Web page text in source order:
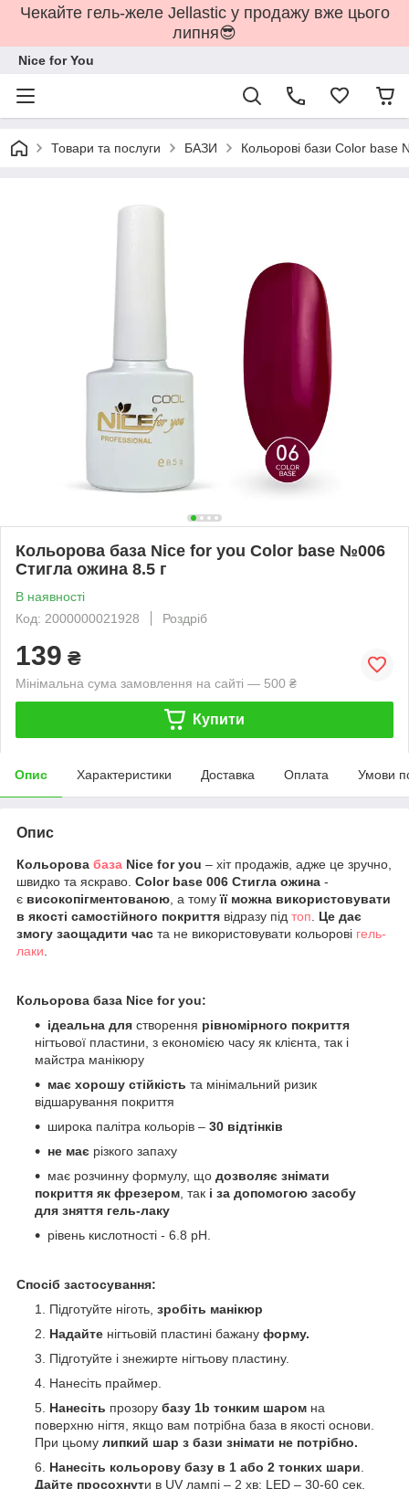
Чекайте гель-желе Jellastic у продажу вже цього
липня😎
Nice for You
Товари та послуги БАЗИ Кольорові бази Color base
Кольорова база Nice for you Color base №006
Стигла ожина 8.5 г
В наявності
Код: 2000000021928
Роздріб
139 ₴
Мінімальна сума замовлення на сайті — 500 ₴
Купити
Опис Характеристики Доставка Оплата Умови
Опис
Кольорова база Nice for you – хіт продажів, адже це зручно,
швидко та яскраво. Color base 006 Стигла ожина -
є високопігментованою , а томуїї можна використовувати
в якості самостійного покриття відразу під топ
Це дає
змогу заощадити час та не використовувати кольорові гель-
лаки
Кольорова база Nice for you:
ідеальна для створення рівномірного покриття
нігтьової пластини, з економією часу як клієнта, так і
майстра манікюру
має хорошу стійкість та мінімальний ризик
відшарування покриття
широка палітра кольорів – 30 відтінків
не має різкого запаху
має розчинну формулу, що дозволяє знімати
покриття як фрезером , так і за допомогою засобу
для зняття гель-лаку
рівень кислотності - 6.8 рН.
Спосіб застосування:
Підготуйте ніготь, зробіть манікюр
Надайте нігтьовій пластині бажану форму.
Підготуйте і знежирте нігтьову пластину.
Нанесіть праймер.
Нанесіть прозору базу 1b тонким шаром на
поверхню нігтя, якщо вам потрібна база в якості основи.
При цьому липкий шар з бази знімати не потрібно.
Нанесіть кольорову базу в 1 або 2 тонких шари
Дайте просохнути в UV лампі – 2 хв; LED – 30-60 сек.